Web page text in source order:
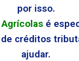
por isso.
é
créditos
ajudar.